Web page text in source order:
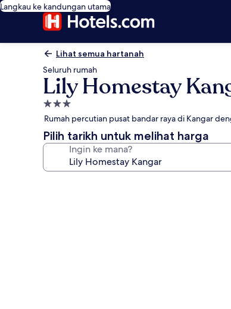
Langkau ke kandungan utama
Lihat semua hartanah
Seluruh rumah
Lily Homestay
Hartanah
3.0
bintang
Rumah percutian pusat bandar raya di Kangar
Pilih tarikh untuk melihat harga
Ingin ke mana?